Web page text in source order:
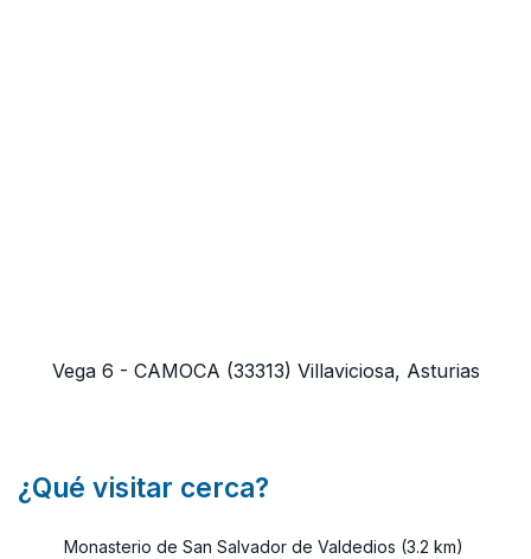
Vega 6 - CAMOCA (33313) Villaviciosa, Asturias
¿Qué visitar cerca?
Monasterio de San Salvador de Valdedios (3.2 km)